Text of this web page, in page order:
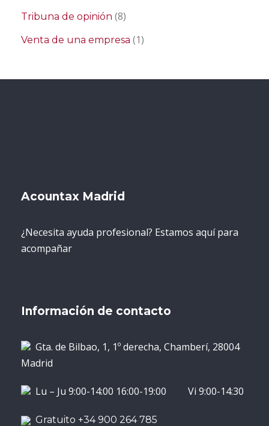
Tribuna de opinión (8)
Venta de una empresa (1)
Acountax Madrid
¿Necesita ayuda profesional? Estamos aquí para
acompañar
Información de contacto
Gta. de Bilbao, 1, 1º derecha, Chamberí, 28004
Madrid
Lu – Ju 9:00-14:00 16:00-19:00 Vi 9:00-14:30
Gratuito +34 900 264 785